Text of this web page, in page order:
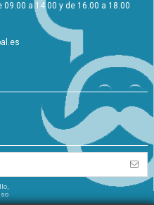
a 14.00 y de 16.00 a 18.00